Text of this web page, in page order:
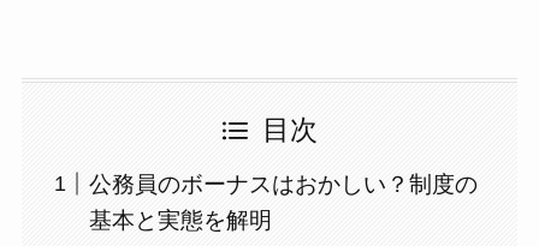
目次
公務員のボーナスはおかしい？制度の
基本と実態を解明